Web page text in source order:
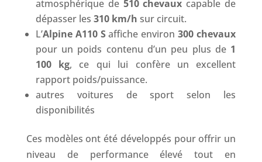
atmosphérique de 510 chevaux capable de
dépasser les 310 km/h sur circuit.
L’Alpine A110 Saffiche environ300 chevaux
pour un poids contenu d’un peu plus de 1
100 kg, ce qui lui confère un excellent
rapport poids/puissance.
autres voitures de sport selon les
disponibilités
Ces modèles ont été développés pour offrir un
niveau de performance élevé tout en